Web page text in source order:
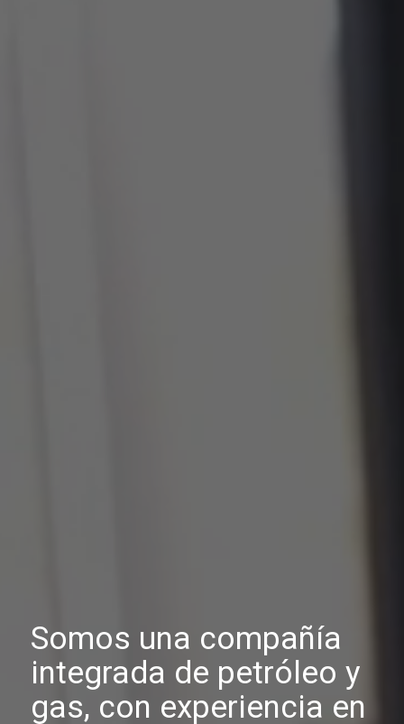
Somos una compañía
integrada de petróleo y
gas, con experiencia en